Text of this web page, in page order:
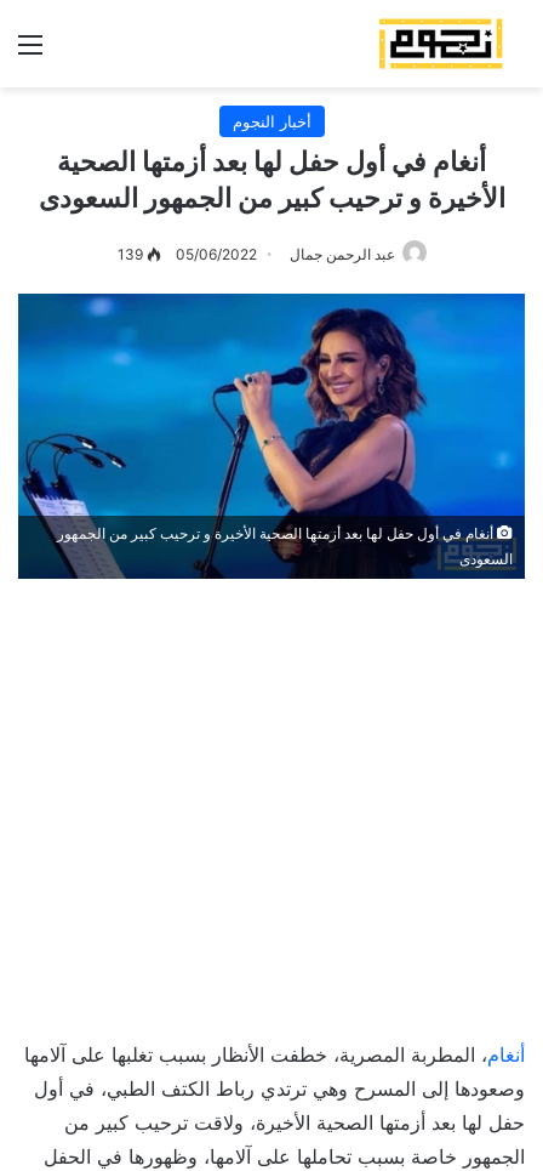
أخبار النجوم
أنغام في أول حفل لها بعد أزمتها الصحية
الأخيرة و ترحيب كبير من الجمهور السعودى
عبد الرحمن جمال 05/06/2022
139
أنغام في أول حفل لها بعد أزمتها الصحية الأخيرة و ترحيب كبير من الجمهور
السعودى
أنغام، المطربة المصرية، خطفت الأنظار بسبب تغلبها على آلامها
وصعودها إلى المسرح وهي ترتدي رباط الكتف الطبي، في أول
حفل لها بعد أزمتها الصحية الأخيرة، ولاقت ترحيب كبير من
الجمهور خاصة بسبب تحاملها على آلامها، وظهورها في الحفل